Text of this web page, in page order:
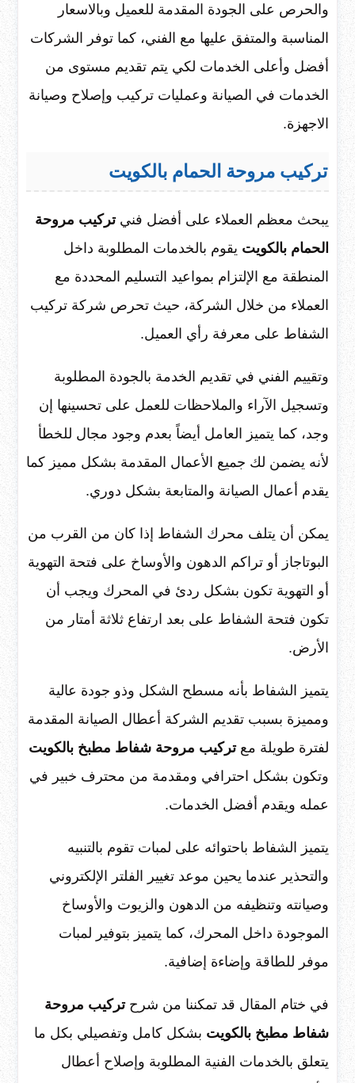
والحرص على الجودة المقدمة للعميل وبالاسعار
المناسبة والمتفق عليها مع الفني، كما توفر الشركات
أفضل وأعلى الخدمات لكي يتم تقديم مستوى من
الخدمات في الصيانة وعمليات تركيب وإصلاح وصيانة
الاجهزة.
تركيب مروحة الحمام بالكويت
يبحث معظم العملاء على أفضل فنيتركيب مروحة
الحمام بالكويت يقوم بالخدمات المطلوبة داخل
المنطقة مع الإلتزام بمواعيد التسليم المحددة مع
العملاء من خلال الشركة، حيث تحرص شركة تركيب
الشفاط على معرفة رأي العميل.
وتقييم الفني في تقديم الخدمة بالجودة المطلوبة
وتسجيل الآراء والملاحظات للعمل على تحسينها إن
وجد، كما يتميز العامل أيضاً بعدم وجود مجال للخطأ
لأنه يضمن لك جميع الأعمال المقدمة بشكل مميز كما
يقدم أعمال الصيانة والمتابعة بشكل دوري.
يمكن أن يتلف محرك الشفاط إذا كان من القرب من
البوتاجاز أو تراكم الدهون والأوساخ على فتحة التهوية
أو التهوية تكون بشكل ردئ في المحرك ويجب أن
تكون فتحة الشفاط على بعد ارتفاع ثلاثة أمتار من
الأرض.
يتميز الشفاط بأنه مسطح الشكل وذو جودة عالية
ومميزة بسبب تقديم الشركة أعطال الصيانة المقدمة
لفترة طويلة معتركيب مروحة شفاط مطبخ بالكويت
وتكون بشكل احترافي ومقدمة من محترف خبير في
عمله ويقدم أفضل الخدمات.
يتميز الشفاط باحتوائه على لمبات تقوم بالتنبيه
والتحذير عندما يحين موعد تغيير الفلتر الإلكتروني
وصيانته وتنظيفه من الدهون والزيوت والأوساخ
الموجودة داخل المحرك، كما يتميز بتوفير لمبات
موفر للطاقة وإضاءة إضافية.
في ختام المقال قد تمكننا من شرحتركيب مروحة
شفاط مطبخ بالكويت بشكل كامل وتفصيلي بكل ما
يتعلق بالخدمات الفنية المطلوبة وإصلاح أعطال